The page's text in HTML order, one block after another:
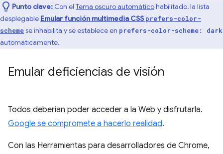
Punto clave: Con el Tema oscuro automáticohabilitado, la lista
desplegable Emular función multimedia CSS prefers-color-
schemese inhabilita y se establece en prefers-color-scheme: dark
automáticamente.
Emular deficiencias de visión
Todos deberían poder acceder a la Web y disfrutarla.
Google se compromete a hacerlo realidad.
Con las Herramientas para desarrolladores de Chrome,